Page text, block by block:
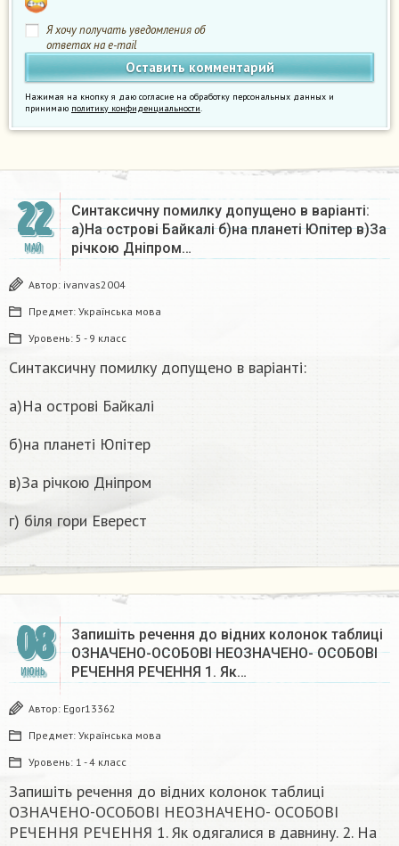
Я хочу получать уведомления об
ответах на e-mail
Нажимая на кнопку я даю согласие на обработку персональных данных и
принимаю политику конфиденциальности.
22
МАЙ
Синтаксичну помилку допущено в варіанті:
а)На острові Байкалі б)на планеті Юпітер в)За
річкою Дніпром…
Автор: ivanvas2004
Предмет: Українська мова
Уровень: 5 - 9 класс
Синтаксичну помилку допущено в варіанті:
а)На острові Байкалі
б)на планеті Юпітер
в)За річкою Дніпром
г) біля гори Еверест
08
ИЮНЬ
Запишіть речення до вiдних колонок таблиці
ОЗНАЧЕНО-ОСОБОВІ НЕОЗНАЧЕНО- ОСОБОВІ
РЕЧЕННЯ РЕЧЕННЯ 1. Як…
Автор: Egor13362
Предмет: Українська мова
Уровень: 1 - 4 класс
Запишіть речення до вiдних колонок таблиці
ОЗНАЧЕНО-ОСОБОВІ НЕОЗНАЧЕНО- ОСОБОВІ
РЕЧЕННЯ РЕЧЕННЯ 1. Як одягалися в давнину. 2. На